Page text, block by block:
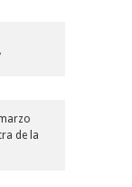
de la